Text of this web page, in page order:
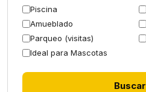
Piscina
Amueblado
Parqueo (visitas)
Ideal para Mascotas
Buscar